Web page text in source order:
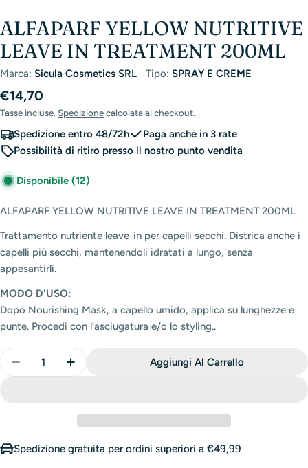
ALFAPARF YELLOW NUTRITIVE
LEAVE IN TREATMENT 200ML
Marca: Sicula Cosmetics SRL Tipo: SPRAY E CREME
Prezzo
di
listino
€14,70
Tasse incluse. Spedizionecalcolata al checkout.
Spedizione entro 48/72h
Paga anche in 3 rate
Possibilità di ritiro presso il nostro punto vendita
Disponibile (12)
ALFAPARF YELLOW NUTRITIVE LEAVE IN TREATMENT 200ML
Trattamento nutriente leave-in per capelli secchi. Districa anche i
capelli più secchi, mantenendoli idratati a lungo, senza
appesantirli.
MODO D'USO:
Dopo Nourishing Mask, a capello umido, applica su lunghezze e
punte. Procedi con l’asciugatura e/o lo styling..
Diminuisci La Quantità Di ALFAPARF YELLOW
Aumenta La Quantità Di ALFAPARF
Aggiungi Al Carrello
Spedizione gratuita per ordini superiori a €49,99